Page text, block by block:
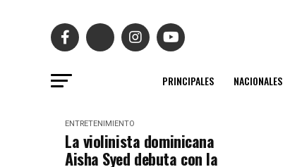
PRINCIPALES NACIONALES
ENTRETENIMIENTO
La violinista dominicana
Aisha Syed debuta con la